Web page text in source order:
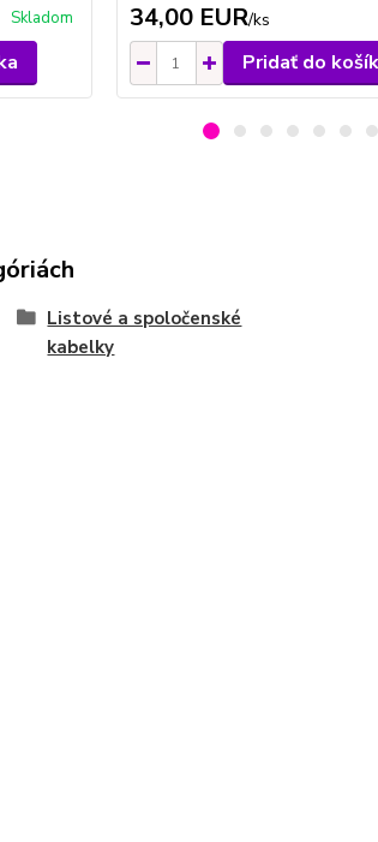
Skladom 34,00 EUR/ks
Pridať do
Listové a spoločenské
kabelky